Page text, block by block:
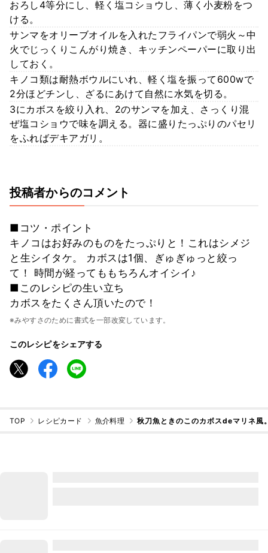
おろし4等分にし、軽く塩コショウし、薄く小麦粉をつ
ける。
サンマをオリーブオイルを入れたフライパンで弱火～中
火でじっくりこんがり焼き、キッチンペーパーに取り出
しておく。
キノコ類は耐熱ボウルにいれ、軽く塩を振って600wで
2分ほどチンし、ざるにあけて自然に水気を切る。
3にカボスを絞り入れ、2のサンマを加え、さっくり混
ぜ塩コショウで味を調える。器に盛りたっぷりのパセリ
をふればデキアガリ。
投稿者からのコメント
■コツ・ポイント
キノコはお好みのものをたっぷりと！これはシメジ
と生シイタケ。 カボスは1個、ぎゅぎゅっと絞っ
て！ 時間が経ってももちろんオイシイ♪
■このレシピの生い立ち
カボスをたくさん頂いたので！
※みやすさのために書式を一部改変しています。
このレシピをシェアする
TOP レシピカード 魚介料理 秋刀魚ときのこのカボスdeマリネ風